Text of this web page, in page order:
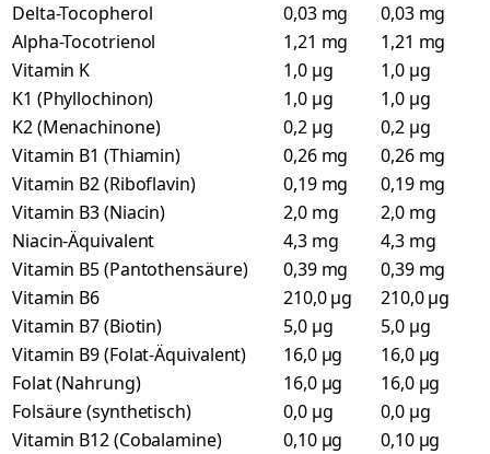
Delta-Tocopherol
0,03 mg
0,03 mg
Alpha-Tocotrienol
1,21 mg
1,21 mg
Vitamin K
1,0 µg
1,0 µg
K1 (Phyllochinon)
1,0 µg
1,0 µg
K2 (Menachinone)
0,2 µg
0,2 µg
Vitamin B1 (Thiamin)
0,26 mg
0,26 mg
Vitamin B2 (Riboflavin)
0,19 mg
0,19 mg
Vitamin B3 (Niacin)
2,0 mg
2,0 mg
Niacin-Äquivalent
4,3 mg
4,3 mg
Vitamin B5 (Pantothensäure)
0,39 mg
0,39 mg
Vitamin B6
210,0 µg
210,0 µg
Vitamin B7 (Biotin)
5,0 µg
5,0 µg
Vitamin B9 (Folat-Äquivalent)
16,0 µg
16,0 µg
Folat (Nahrung)
16,0 µg
16,0 µg
Folsäure (synthetisch)
0,0 µg
0,0 µg
Vitamin B12 (Cobalamine)
0,10 µg
0,10 µg